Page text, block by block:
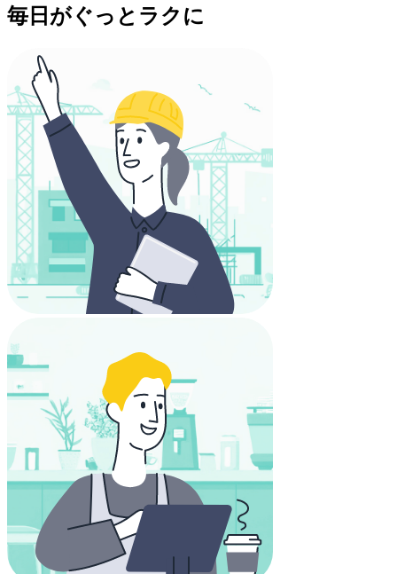
毎日がぐっとラクに